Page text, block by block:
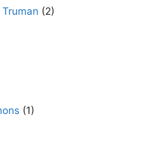
Truman (2)
(1)